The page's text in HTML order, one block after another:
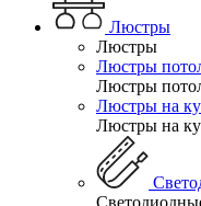
Люстры
Люстры
Люстры
Люстры
Люстры на
Люстры на